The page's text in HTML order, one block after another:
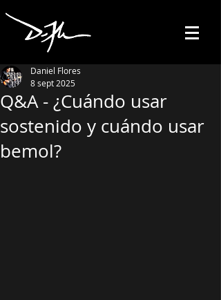
Q&A - ¿Cuándo usar
sostenido y cuándo usar
bemol?
Daniel Flores
8 sept 2025